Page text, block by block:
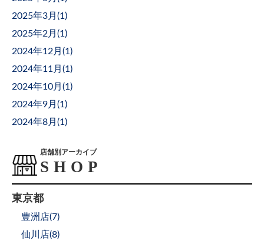
2025年3月(1 )
2025年2月(1 )
2024年12月(1 )
2024年11月(1 )
2024年10月(1 )
2024年9月(1 )
2024年8月(1 )
店舗別アーカイブ
東京都
豊洲店(7)
仙川店(8)